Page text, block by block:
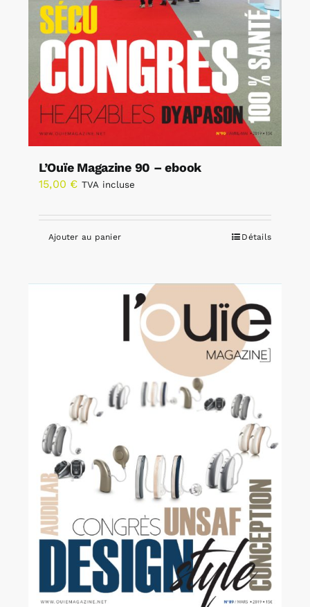
L’Ouïe Magazine 90 – ebook
15,00 € TVA incluse
Ajouter au panier Détails